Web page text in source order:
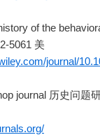
of the
5061 美
journal/
journal 历史问题